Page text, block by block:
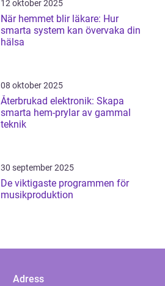
12 oktober 2025
När hemmet blir läkare: Hur
smarta system kan övervaka din
hälsa
08 oktober 2025
Återbrukad elektronik: Skapa
smarta hem-prylar av gammal
teknik
30 september 2025
De viktigaste programmen för
musikproduktion
Adress